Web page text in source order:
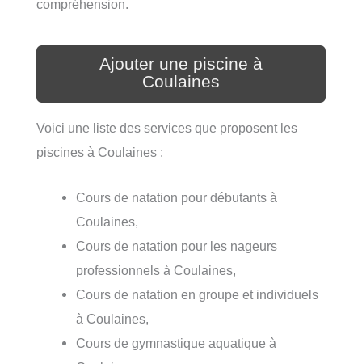
compréhension.
Ajouter une piscine à
Coulaines
Voici une liste des services que proposent les
piscines à Coulaines :
Cours de natation pour débutants à
Coulaines,
Cours de natation pour les nageurs
professionnels à Coulaines,
Cours de natation en groupe et individuels
à Coulaines,
Cours de gymnastique aquatique à